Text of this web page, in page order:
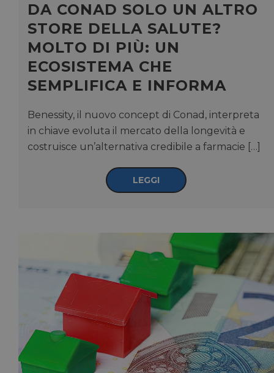
DA CONAD SOLO UN ALTRO
STORE DELLA SALUTE?
MOLTO DI PIÙ: UN
ECOSISTEMA CHE
SEMPLIFICA E INFORMA
Benessity, il nuovo concept di Conad, interpreta
in chiave evoluta il mercato della longevità e
costruisce un’alternativa credibile a farmacie […]
LEGGI